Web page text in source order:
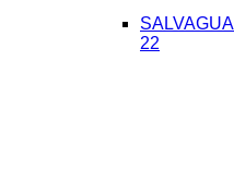
22